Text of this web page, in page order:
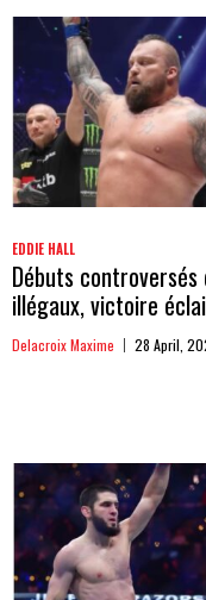
EDDIE HALL
Débuts controversés
illégaux, victoire
Delacroix Maxime 28 April,